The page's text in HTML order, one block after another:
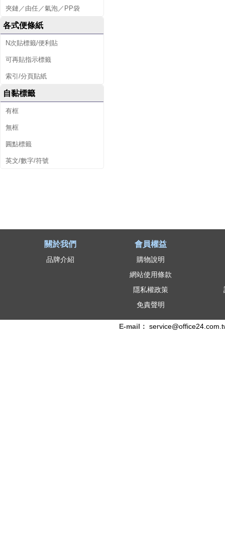
夾鏈／由任／氣泡／PP袋
各式便條紙
N次貼標籤/便利貼
可再貼指示標籤
索引/分頁貼紙
自黏標籤
有框
無框
圓點標籤
英文/數字/符號
關於我們
品牌介紹
會員權益
購物說明
網站使用條款
隱私權政策
免責聲明
E-mail：